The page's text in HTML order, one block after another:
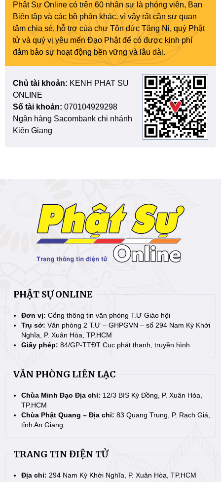
Phật Sự Online có trên 60 nhân sự là phóng viên, Ban
Biên tập và các bộ phận khác, vì vậy rất cần sự quan
tâm chia sẻ, hỗ trợ của chư Tôn đức Tăng Ni, quý Phật
tử và quý vị yêu mến Đạo Phật để có được kinh phí
đảm bảo sự hoạt động bền vững và lâu dài.
Chủ tài khoản: KENH PHAT SU
ONLINE
Số tài khoản: 070104929298
Ngân hàng Sacombank chi nhánh
Kiên Giang
PHẬT SỰ ONLINE
Đơn vị: Cổng thông tin văn phòng T.Ư Giáo hội
Trụ sở: Văn phòng 2 T.Ư – GHPGVN – số 294 Nam Kỳ Khởi
Nghĩa, P. Xuân Hòa, TP.HCM
Giấy phép: 84/GP-TTĐT Cục phát thanh, truyền hình
VĂN PHÒNG LIÊN LẠC
Chùa Minh Đạo Địa chỉ: 12/3 BIS Kỳ Đồng, P. Xuân Hòa,
TP.HCM
Chùa Phật Quang – Địa chỉ: 83 Quang Trung, P. Rạch Giá,
tỉnh An Giang
TRANG TIN ĐIỆN TỬ
Địa chỉ: 294 Nam Kỳ Khởi Nghĩa, P. Xuân Hòa, TP.HCM